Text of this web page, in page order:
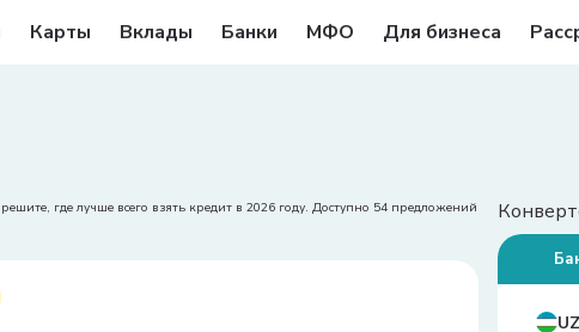
Карты Вклады Банки МФО Для бизнеса
где лучше всего взять кредит в 2026 году. Доступно 54 предложений